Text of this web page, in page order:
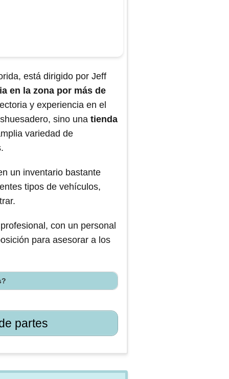
está dirigido por Jeff
en la zona por más de
y experiencia en el
sino una tienda
variedad de
un inventario bastante
tipos de vehículos,
con un personal
para asesorar a los
partes